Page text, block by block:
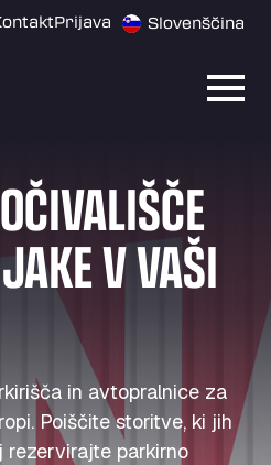
Prijava Slovenščina
V VAŠI
in avtopralnice za
Poiščite storitve, ki jih
rezervirajte parkirno